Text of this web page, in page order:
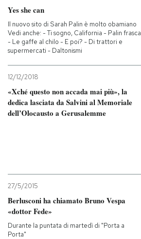
Yes she can
Il nuovo sito di Sarah Palin è molto obamiano
Vedi anche: - Ti sogno, California - Palin frasca
- Le gaffe al chilo - E poi? - Di trattori e
supermercati - Daltonismi
12/12/2018
«Xché questo non accada mai più», la
dedica lasciata da Salvini al Memoriale
dell’Olocausto a Gerusalemme
27/5/2015
Berlusconi ha chiamato Bruno Vespa
«dottor Fede»
Durante la puntata di martedì di "Porta a
Porta"